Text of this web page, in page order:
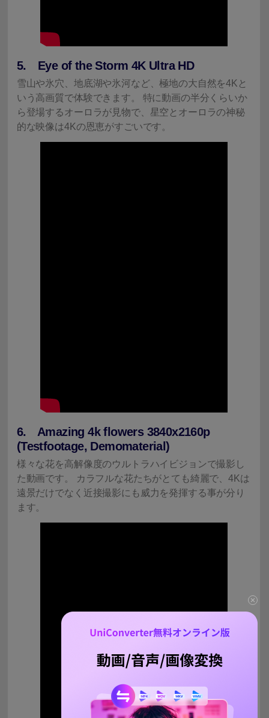
5. Eye of the Storm 4K Ultra HD
雪山や氷穴、地底湖や氷河など、極地の大自然を4Kと
いう高画質で体験できます。 特に動画の半分くらいか
ら登場するオーロラが見物で、星空とオーロラの神秘
的な映像は4Kの恩恵がすごいです。
6. Amazing 4k flowers 3840x2160p
(Testfootage, Demomaterial)
様々な花を高解像度のウルトラハイビジョンで撮影し
た動画です。 カラフルな花たちがとても綺麗で、4Kは
遠景だけでなく近接撮影にも威力を発揮する事が分り
ます。